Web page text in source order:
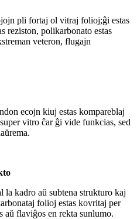
pli fortaj ol vitraj folioj;ĝi estas
reziston, polikarbonato estas
veteron, flugajn
ecojn kiuj estas kompareblaj
vitro ĉar ĝi vide funkcias, sed
kadro aŭ subtena strukturo kaj
folioj estas kovritaj per
flaviĝos en rekta sunlumo.